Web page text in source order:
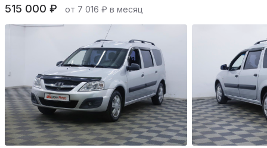
515 000 ₽ от 7 016 ₽ в месяц